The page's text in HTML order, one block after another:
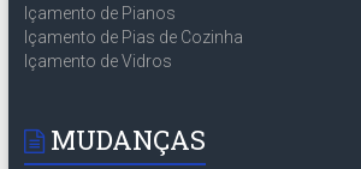
Içamento de Pianos
Içamento de Pias de Cozinha
Içamento de Vidros
MUDANÇAS